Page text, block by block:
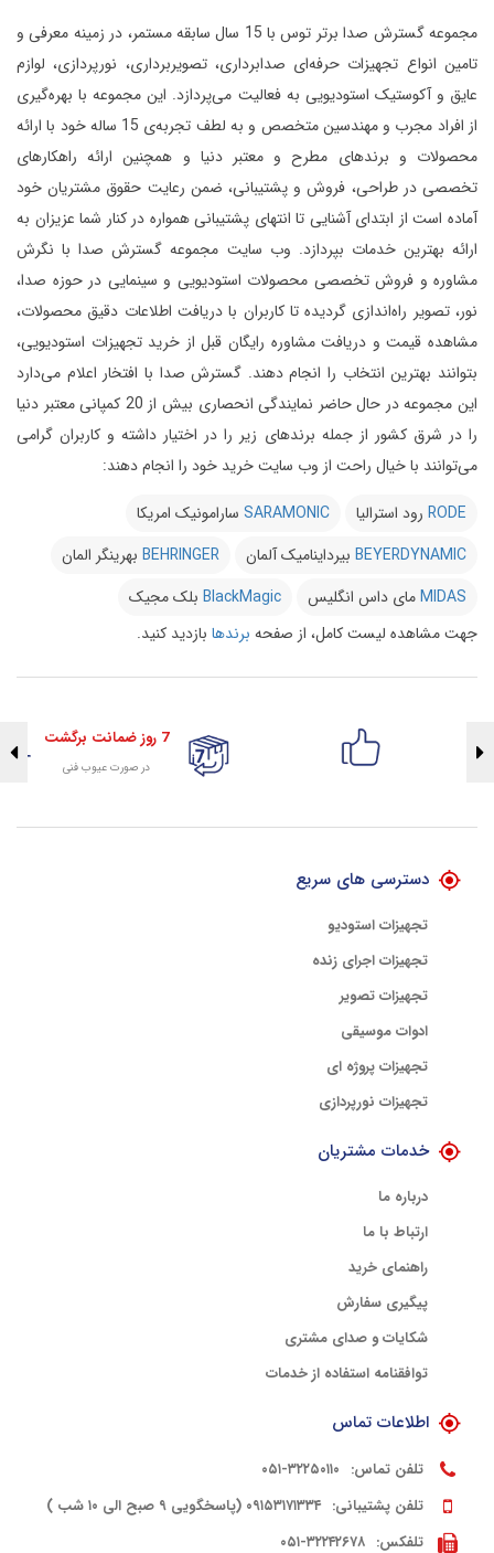
مجموعه گسترش صدا برتر توس با 15 سال سابقه مستمر، در زمینه معرفی و
تامین انواع تجهیزات حرفه‌ای صدابرداری، تصویربرداری، نورپردازی، لوازم
عایق و آکوستیک استودیویی به فعالیت می‌پردازد. این مجموعه با بهره‌گیری
از افراد مجرب و مهندسین متخصص و به لطف تجربه‌ی 15 ساله خود با ارائه
محصولات و برندهای مطرح و معتبر دنیا و همچنین ارائه راهکارهای
تخصصی در طراحی، فروش و پشتیبانی، ضمن رعایت حقوق مشتریان خود
آماده است از ابتدای آشنایی تا انتهای پشتیبانی همواره در کنار شما عزیزان به
ارائه بهترین خدمات بپردازد. وب سایت مجموعه گسترش صدا با نگرش
مشاوره و فروش تخصصی محصولات استودیویی و سینمایی در حوزه صدا،
نور، تصویر راه‌اندازی گردیده تا کاربران با دریافت اطلاعات دقیق محصولات،
مشاهده قیمت و دریافت مشاوره رایگان قبل از خرید تجهیزات استودیویی،
بتوانند بهترین انتخاب را انجام دهند. گسترش صدا با افتخار اعلام می‌دارد
این مجموعه در حال حاضر نمایندگی انحصاری بیش از 20 کمپانی معتبر دنیا
را در شرق کشور از جمله برندهای زیر را در اختیار داشته و کاربران گرامی
می‌توانند با خیال راحت از وب سایت خرید خود را انجام دهند:
RODE رود استرالیا SARAMONIC سارامونیک امریکا
BEYERDYNAMIC بیرداینامیک آلمان BEHRINGER بهرینگر المان
MIDASمای داس انگلیس BlackMagic بلک مجیک
جهت مشاهده لیست کامل، از صفحه برندها بازدید کنید.
7 روز ضمانت برگشت
در صورت عیوب فنی
دسترسی های سریع
تجهیزات استودیو
تجهیزات اجرای زنده
تجهیزات تصویر
ادوات موسیقی
تجهیزات پروژه ای
تجهیزات نورپردازی
خدمات مشتریان
درباره ما
ارتباط با ما
راهنمای خرید
پیگیری سفارش
شکایات و صدای مشتری
توافقنامه استفاده از خدمات
اطلاعات تماس
تلفن تماس: ۳۲۲۵۰۱۱۰-۰۵۱
تلفن پشتیبانی: ۰۹۱۵۳۱۷۱۳۳۴ (پاسخگویی ۹ صبح الی ۱۰ شب )
تلفکس: ۳۲۲۴۲۶۷۸-۰۵۱